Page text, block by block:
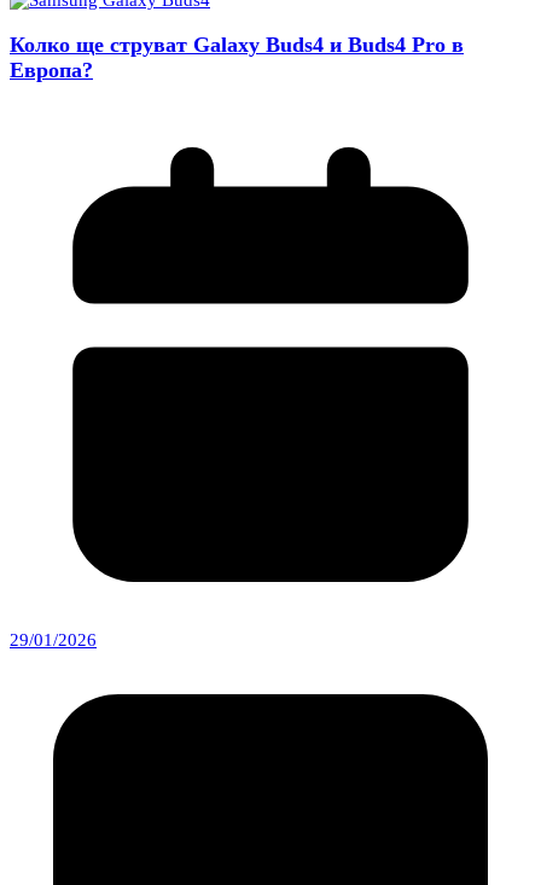
Колко ще струват Galaxy Buds4 и Buds4 Pro в
Европа?
29/01/2026